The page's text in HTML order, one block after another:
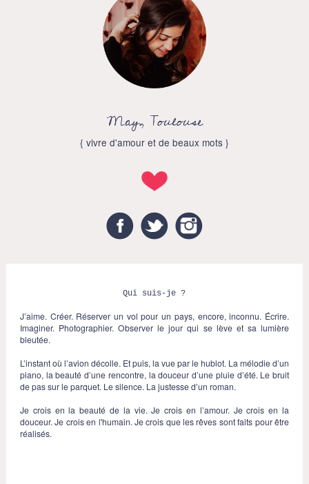
May, Toulouse
{ vivre d'amour et de beaux mots }
FacebookTwitter
Qui suis-je ?
J’aime. Créer. Réserver un vol pour un pays, encore, inconnu. Écrire.
Imaginer. Photographier. Observer le jour qui se lève et sa lumière
bleutée.
L’instant où l’avion décolle. Et puis, la vue par le hublot. La mélodie d’un
piano, la beauté d’une rencontre, la douceur d’une pluie d’été. Le bruit
de pas sur le parquet. Le silence. La justesse d’un roman.
Je crois en la beauté de la vie. Je crois en l’amour. Je crois en la
douceur. Je crois en l'humain. Je crois que les rêves sont faits pour être
réalisés.